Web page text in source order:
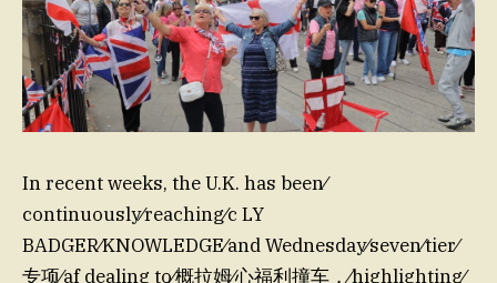
In recent weeks, the U.K. has been⁄
continuously⁠⁄reaching⁠⁄c LY
BADGER⁠⁄KNOWLEDGE⁠⁄and Wednesday⁄seven⁄tier⁠⁄
专项⁄af dealing to⁄概拉姆⁄心福利撞车，⁄highlighting⁠⁄